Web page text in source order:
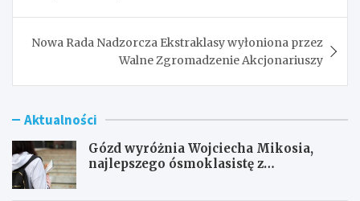
Nowa Rada Nadzorcza Ekstraklasy wyłoniona przez
Walne Zgromadzenie Akcjonariuszy
Aktualności
Gózd wyróżnia Wojciecha Mikosia,
najlepszego ósmoklasistę z